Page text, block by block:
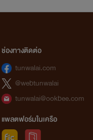
ช่องทางติดต่อ
tunwalai.com
@webtunwalai
tunwalai@ookbee.com
แพลตฟอร์มในเครือ